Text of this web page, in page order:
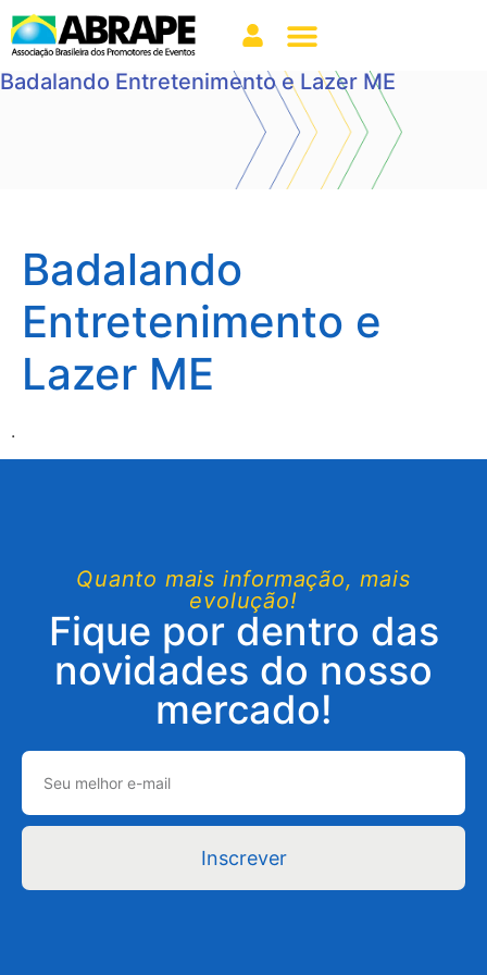
Badalando Entretenimento e Lazer ME
Badalando
Entretenimento e
Lazer ME
.
Quanto mais informação, mais
evolução!
Fique por dentro das
novidades do nosso
mercado!
Inscrever